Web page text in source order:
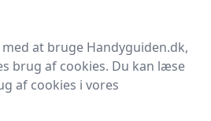
og -sikkerhed Hjelmhue
- 34 på lager
at bruge Handyguiden.dk,
brug af cookies. Du kan læse
af cookies i vores